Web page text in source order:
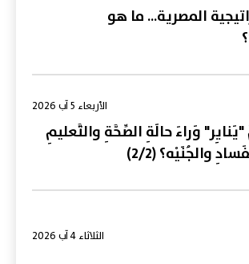
المصرية... ما هو
الأربعاء 5 آب 2026
وَراءَ حالَةِ الصِّحَّةِ والتَّعليمِ
والجُنَيْه؟ (2/2)
الثلاثاء 4 آب 2026